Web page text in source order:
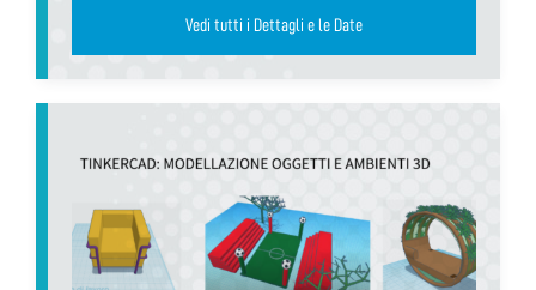
Vedi tutti i Dettagli e le Date